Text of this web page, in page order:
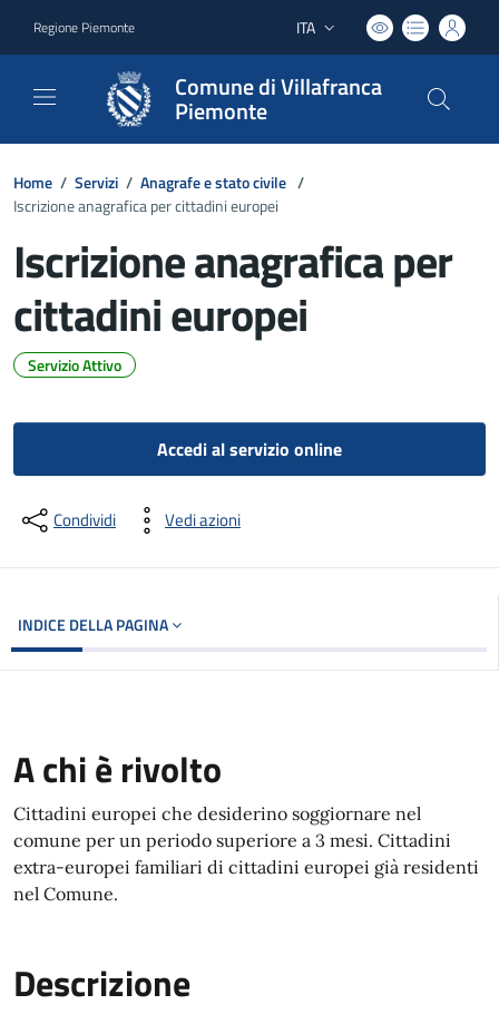
Regione Piemonte Lingua attiva:
ITA
Comune di Villafranca
Piemonte
Home / Servizi / Anagrafe e stato civile /
Iscrizione anagrafica per cittadini europei
Iscrizione anagrafica per
cittadini europei
Servizio Attivo
Accedi al servizio online
Condividi Vedi azioni
INDICE DELLA PAGINA
A chi è rivolto
Cittadini europei che desiderino soggiornare nel
comune per un periodo superiore a 3 mesi. Cittadini
extra-europei familiari di cittadini europei già residenti
nel Comune.
Descrizione